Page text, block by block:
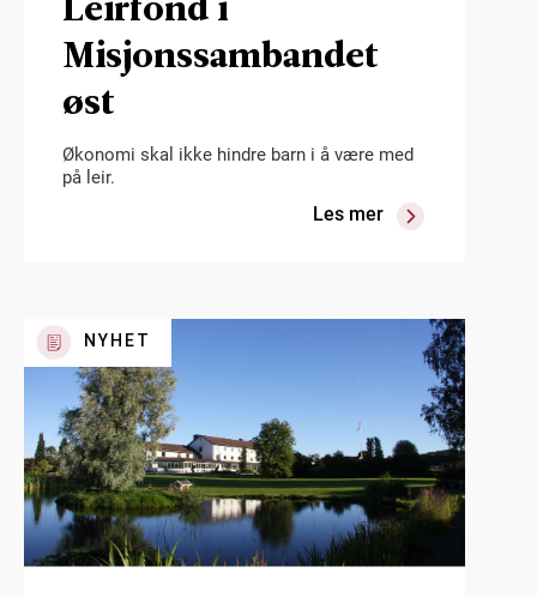
Misjonssambandet
øst
Økonomi skal ikke hindre barn i å være med
på leir.
Les mer
NYHET